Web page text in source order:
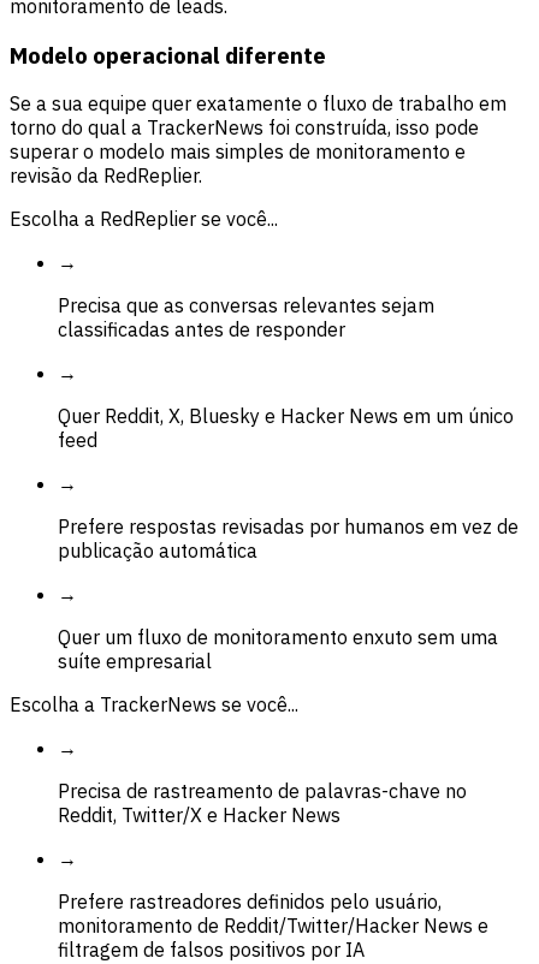
monitoramento de leads.
Modelo operacional diferente
Se a sua equipe quer exatamente o fluxo de trabalho em
torno do qual a TrackerNews foi construída, isso pode
superar o modelo mais simples de monitoramento e
revisão da RedReplier.
Escolha a RedReplier se você...
→
Precisa que as conversas relevantes sejam
classificadas antes de responder
→
Quer Reddit, X, Bluesky e Hacker News em um único
feed
→
Prefere respostas revisadas por humanos em vez de
publicação automática
→
Quer um fluxo de monitoramento enxuto sem uma
suíte empresarial
Escolha a TrackerNews se você...
→
Precisa de rastreamento de palavras-chave no
Reddit, Twitter/X e Hacker News
→
Prefere rastreadores definidos pelo usuário,
monitoramento de Reddit/Twitter/Hacker News e
filtragem de falsos positivos por IA